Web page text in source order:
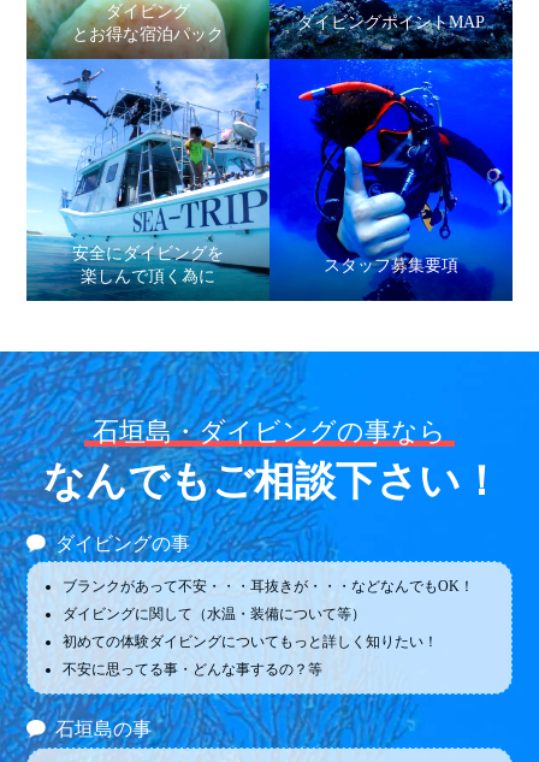
ダイビング
とお得な宿泊パック
ダイビングポイントMAP
安全にダイビングを
楽しんで頂く為に
スタッフ募集要項
石垣島・ダイビングの事なら
なんでもご相談下さい！
ダイビングの事
ブランクがあって不安・・・耳抜きが・・・などなんでもOK！
ダイビングに関して（水温・装備について等）
初めての体験ダイビングについてもっと詳しく知りたい！
不安に思ってる事・どんな事するの？等
石垣島の事